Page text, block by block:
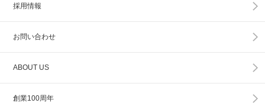
採用情報
お問い合わせ
ABOUT US
創業100周年